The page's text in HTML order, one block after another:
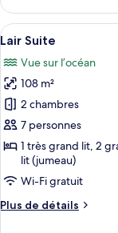
Big
Kahuna
Suite
Afficher
toutes
les
photos
pour
ce
type
chambre :
Lair
Suite
5
Lair Suite
Vue sur l’océan
108 m²
2 chambres
7 personnes
1 très grand lit, 2
lit (jumeau)
Wi-Fi gratuit
Plus de détails
Plus